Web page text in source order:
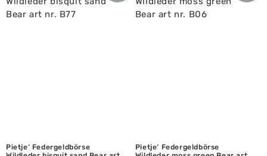
Pietje‘ Federgeldbörse
Pietje‘ Federgeldbörse